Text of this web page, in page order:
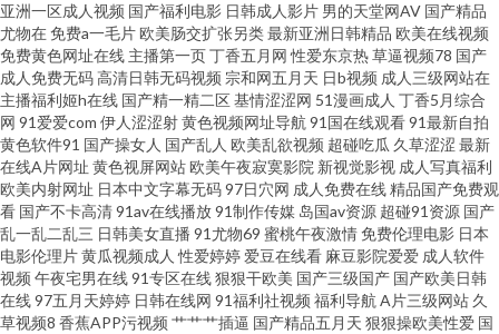
人妖毛片A片 亚洲丝袜色图 超碰人17C 激情AV春色 91免费网站观看 国产97
资源 日日操B 俺去也伊人影院 久久大香蕉网 色五月在线 www473p 黄色A片
人与兽 91人妻视频 福利社老司机 人人婷婷五月天 51视频福利 超碰GAO导航
黑丝91网站 日韩欧美综合 五月福利社区 av三级网 蜜桃福利影院 在线电影黄
色 超碰操人 欧美日韩123 3级片av片网 超碰总站 激情四射影院 欧美亚洲本韩
精品 在线直播91 欧美A片在线播放 91在线免费看 欧美色网 91小网站 三级片
亚洲一区成人视频 国产福利电影 日韩成人影片 男的天堂网AV 国产精品
尤物在免费a一毛片欧美肠交扩张另类最新亚洲日韩精品 欧美在线视频
免费黄色网址在线 主播第一页丁香五月网 性爱东京热草逼视频78 国产
成人免费无码高清日韩无码视频 宗和网五月天 日b视频 成人三级网站在
主播福利姬h在线 国产精一精二区基情涩涩网 51漫画成人 丁香5月综合
网 91爱爱com 伊人涩涩射黄色视频网址导航 91国在线观看91最新自拍
黄色软件91 国产操女人 国产乱人 欧美乱欲视频 超碰吃瓜 久草涩涩 最新
在线A片网址 黄色视屏网站欧美午夜寂寞影院 新视觉影视 成人写真福利
欧美内射网址 日本中文字幕无码97日穴网 成人免费在线精品国产免费观
看 国产不卡高清91av在线播放91制作传媒 岛国av资源 超碰91资源 国产
乱一乱二乱三 日韩美女直播 91尤物69 蜜桃午夜激情免费伦理电影 日本
电影伦理片黄瓜视频成人 性爱婷婷 爱豆在线看 麻豆影院爱爱 成人软件
视频 午夜宅男在线91专区在线狠狠干欧美 国产三级国产 国产欧美日韩
在线97五月天婷婷 日韩在线网 91福利社视频 福利导航 A片三级网站 久
草视频8 香蕉APP污视频 艹艹艹插逼 国产精品五月天 狠狠操欧美性爱 国